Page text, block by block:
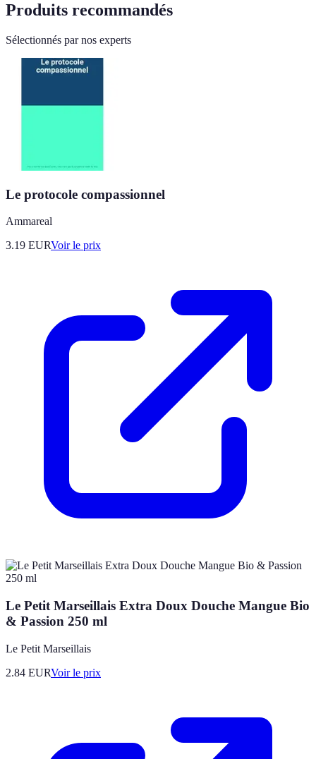
Produits recommandés
Sélectionnés par nos experts
Le protocole compassionnel
Ammareal
3.19 EURVoir le prix
Le Petit Marseillais Extra Doux Douche Mangue Bio
& Passion 250 ml
Le Petit Marseillais
2.84 EURVoir le prix